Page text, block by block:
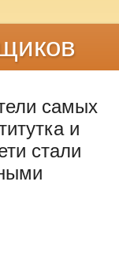
самых
и
стали